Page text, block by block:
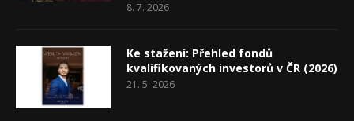
8. 7. 2026
Ke stažení: Přehled fondů
kvalifikovaných investorů v ČR (2026)
21. 5. 2026